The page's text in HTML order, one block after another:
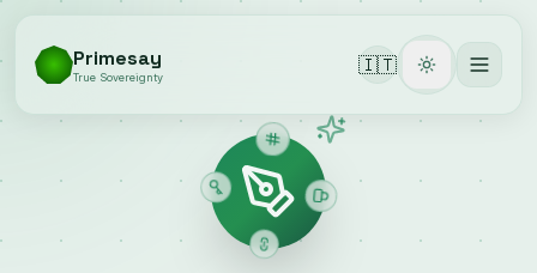
Primesay
True Sovereignty 🇮🇹 Toggle